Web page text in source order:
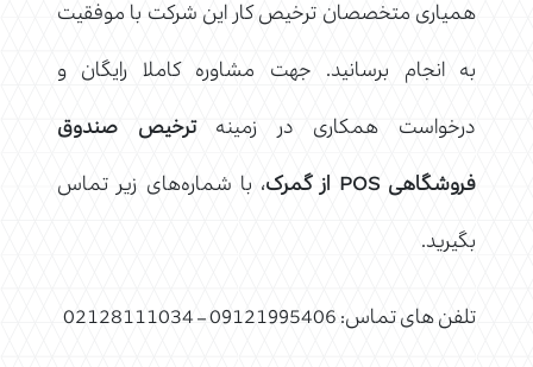
همیاری متخصصان ترخیص کار این شرکت با موفقیت
به انجام برسانید. جهت مشاوره کاملا رایگان و
درخواست همکاری در زمینهترخیص صندوق
فروشگاهیPOS از گمرک، با شماره‌های زیر تماس
بگیرید.
تلفن های تماس: 09121995406 – 02128111034